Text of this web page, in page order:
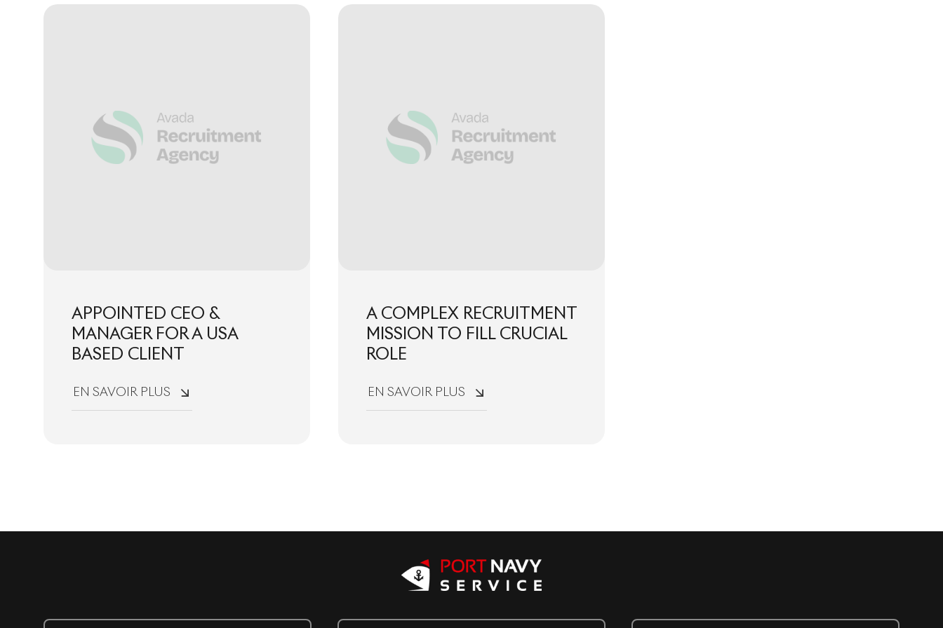
APPOINTED CEO &
MANAGER FOR A USA
BASED CLIENT
EN SAVOIR PLUS
A COMPLEX RECRUITMENT
MISSION TO FILL CRUCIAL
ROLE
EN SAVOIR PLUS